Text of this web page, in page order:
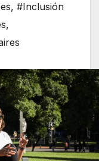
, #Inclusión
,